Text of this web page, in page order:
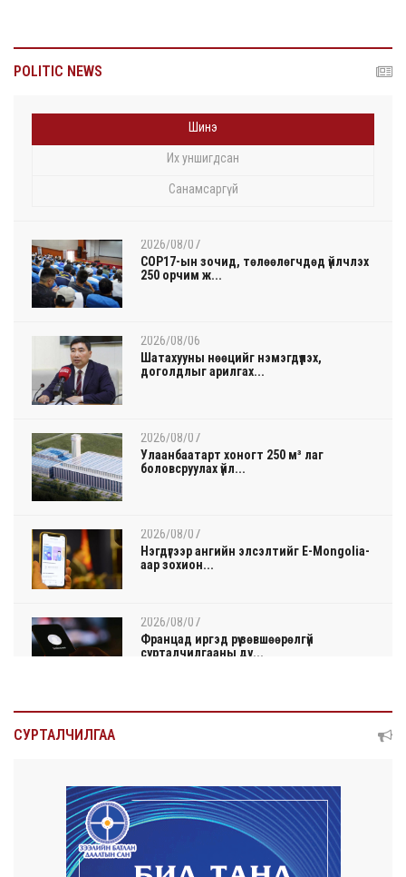
POLITIC NEWS
Шинэ
Их уншигдсан
Санамсаргүй
2026/08/07
COP17-ын зочид, төлөөлөгчдөд үйлчлэх
250 орчим ж...
2026/08/06
Шатахууны нөөцийг нэмэгдүүлэх,
доголдлыг арилгах...
2026/08/07
Улаанбаатарт хоногт 250 м³ лаг
боловсруулах үйл...
2026/08/07
Нэгдүгээр ангийн элсэлтийг E-Mongolia-
аар зохион...
2026/08/07
Францад иргэд рүү зөвшөөрөлгүй
сурталчилгааны ду...
2026/08/07
2026/08/07
Автомашины улсын дугаар сондгой
тоогоор төгссөн ...
СУРТАЛЧИЛГАА